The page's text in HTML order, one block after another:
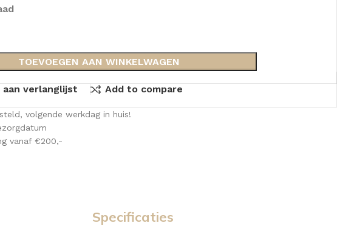
TOEVOEGEN AAN WINKELWAGEN
aan verlanglijst Add to compare
volgende werkdag in huis!
vanaf €200,-
Specificaties